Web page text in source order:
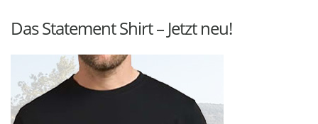
Das Statement Shirt – Jetzt neu!